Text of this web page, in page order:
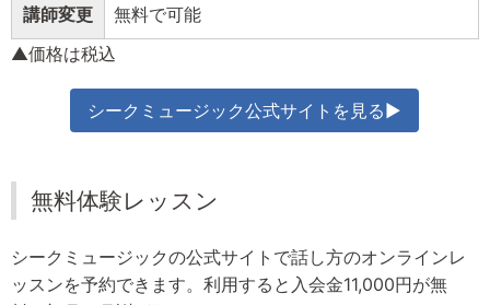
講師変更
無料で可能
▲価格は税込
シークミュージック公式サイトを見る▶
無料体験レッスン
シークミュージックの公式サイトで話し方のオンラインレ
ッスンを予約できます。利用すると入会金11,000円が無